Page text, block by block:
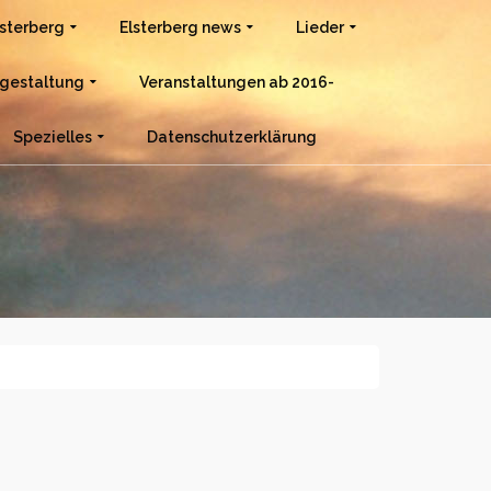
Elsterberg news Lieder
Veranstaltungen ab 2016-
Spezielles Datenschutzerklärung